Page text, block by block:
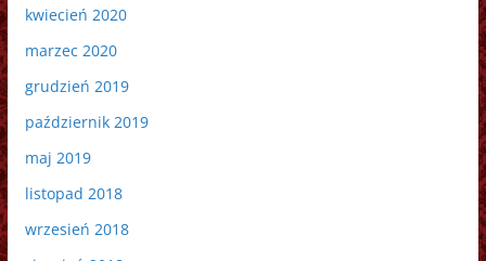
kwiecień 2020
marzec 2020
grudzień 2019
październik 2019
maj 2019
listopad 2018
wrzesień 2018